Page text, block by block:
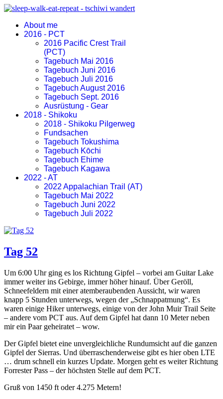
About me
2016 - PCT
2016 Pacific Crest Trail
(PCT)
Tagebuch Mai 2016
Tagebuch Juni 2016
Tagebuch Juli 2016
Tagebuch August 2016
Tagebuch Sept. 2016
Ausrüstung - Gear
2018 - Shikoku
2018 - Shikoku Pilgerweg
Fundsachen
Tagebuch Tokushima
Tagebuch Kōchi
Tagebuch Ehime
Tagebuch Kagawa
2022 - AT
2022 Appalachian Trail (AT)
Tagebuch Mai 2022
Tagebuch Juni 2022
Tagebuch Juli 2022
Tag 52
Um 6:00 Uhr ging es los Richtung Gipfel – vorbei am Guitar Lake
immer weiter ins Gebirge, immer höher hinauf. Über Geröll,
Schneefeldern mit einer atemberaubenden Aussicht, wir waren
knapp 5 Stunden unterwegs, wegen der „Schnappatmung“. Es
waren einige Hiker unterwegs, einige von der John Muir Trail Seite
– andere vom PCT aus. Auf dem Gipfel hat dann 10 Meter neben
mir ein Paar geheiratet – wow.
Der Gipfel bietet eine unvergleichliche Rundumsicht auf die ganzen
Gipfel der Sierras. Und überraschenderweise gibt es hier oben LTE
… drum schnell ein kurzes Update. Morgen geht es weiter Richtung
Forrester Pass – der höchsten Stelle auf dem PCT.
Gruß von 1450 ft oder 4.275 Metern!